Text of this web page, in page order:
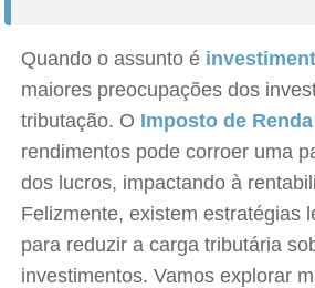
Quando o assunto é
maiores preocupações dos
tributação. O Imposto de
rendimentos pode corroer uma
dos lucros, impactando à
Felizmente, existem estratégias
para reduzir a carga tributária
investimentos. Vamos explorar